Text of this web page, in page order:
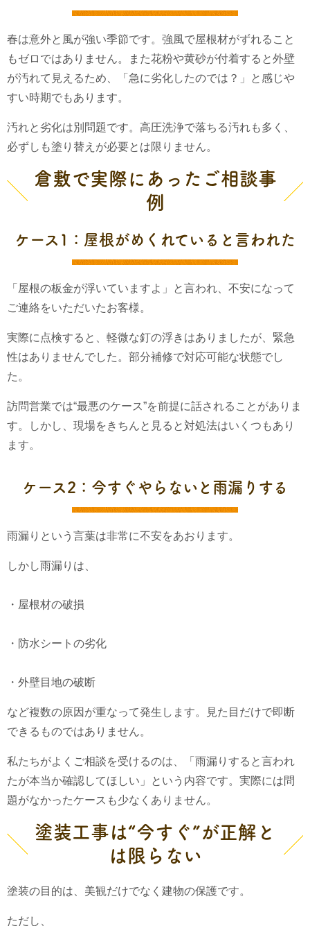
春は意外と風が強い季節です。強風で屋根材がずれること
もゼロではありません。また花粉や黄砂が付着すると外壁
が汚れて見えるため、「急に劣化したのでは？」と感じや
すい時期でもあります。
汚れと劣化は別問題です。高圧洗浄で落ちる汚れも多く、
必ずしも塗り替えが必要とは限りません。
倉敷で実際にあったご相談事
例
ケース1：屋根がめくれていると言われた
「屋根の板金が浮いていますよ」と言われ、不安になって
ご連絡をいただいたお客様。
実際に点検すると、軽微な釘の浮きはありましたが、緊急
性はありませんでした。部分補修で対応可能な状態でし
た。
訪問営業では“最悪のケース”を前提に話されることがありま
す。しかし、現場をきちんと見ると対処法はいくつもあり
ます。
ケース2：今すぐやらないと雨漏りする
雨漏りという言葉は非常に不安をあおります。
しかし雨漏りは、
・屋根材の破損
・防水シートの劣化
・外壁目地の破断
など複数の原因が重なって発生します。見た目だけで即断
できるものではありません。
私たちがよくご相談を受けるのは、「雨漏りすると言われ
たが本当か確認してほしい」という内容です。実際には問
題がなかったケースも少なくありません。
塗装工事は“今すぐ”が正解と
は限らない
塗装の目的は、美観だけでなく建物の保護です。
ただし、